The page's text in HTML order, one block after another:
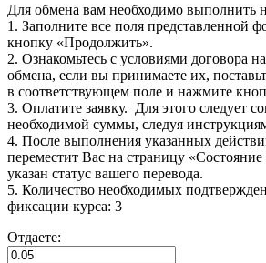
Для обмена вам необходимо выполнить
1. Заполните все поля представленной
кнопку «Продолжить».
2. Ознакомьтесь с условиями договора
обмена, если вы принимаете их,
в соответствующем поле и нажмите
3. Оплатите заявку. Для этого следует
необходимой суммы, следуя
4. После выполнения указанных
переместит Вас на страницу «Состояние
указан статус вашего перевода.
5. Количество необходимых
фиксации курса: 3
Отдаете: